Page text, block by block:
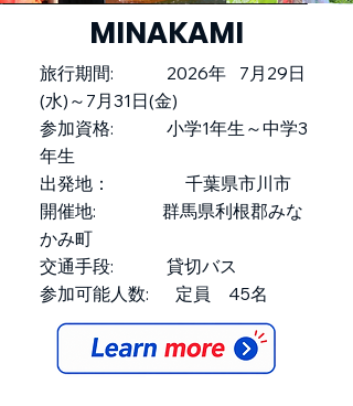
MINAKAMI
旅行期間: 2026年 7月29日
(水)～7月31日(金)
参加資格: 小学1年生～中学3
年生
出発地： 千葉県市川市
開催地: 群馬県利根郡みな
かみ町
交通手段: 貸切バス
参加可能人数: 定員 45名